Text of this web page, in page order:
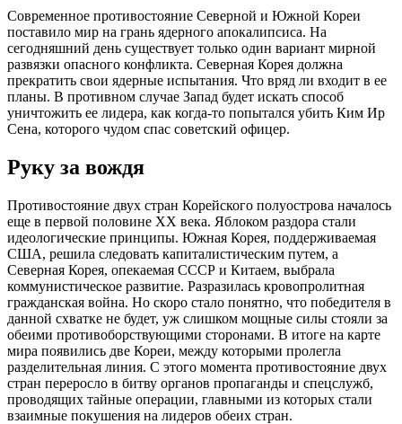
Современное противостояние Северной и Южной Кореи
поставило мир на грань ядерного апокалипсиса. На
сегодняшний день существует только один вариант мирной
развязки опасного конфликта. Северная Корея должна
прекратить свои ядерные испытания. Что вряд ли входит в ее
планы. В противном случае Запад будет искать способ
уничтожить ее лидера, как когда-то попытался убить Ким Ир
Сена, которого чудом спас советский офицер.
Руку за вождя
Противостояние двух стран Корейского полуострова началось
еще в первой половине XX века. Яблоком раздора стали
идеологические принципы. Южная Корея, поддерживаемая
США, решила следовать капиталистическим путем, а
Северная Корея, опекаемая СССР и Китаем, выбрала
коммунистическое развитие. Разразилась кровопролитная
гражданская война. Но скоро стало понятно, что победителя в
данной схватке не будет, уж слишком мощные силы стояли за
обеими противоборствующими сторонами. В итоге на карте
мира появились две Кореи, между которыми пролегла
разделительная линия. С этого момента противостояние двух
стран переросло в битву органов пропаганды и спецслужб,
проводящих тайные операции, главными из которых стали
взаимные покушения на лидеров обеих стран.